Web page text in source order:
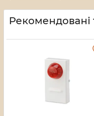
Рекомендовані